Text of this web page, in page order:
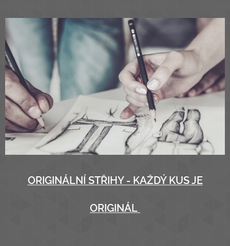
ORIGINÁLNÍ STŘIHY - KAŽDÝ KUS JE
ORIGINÁL